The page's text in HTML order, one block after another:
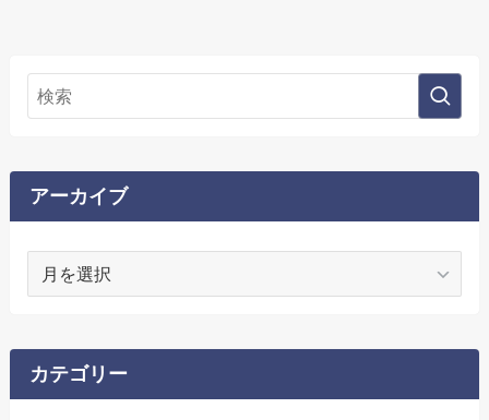
アーカイブ
イ
ブ
カテゴリー